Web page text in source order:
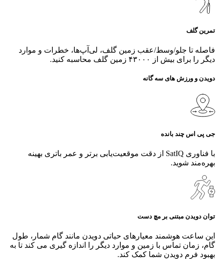
تمرین گلف
فاصله تا جلو/وسط/عقب زمین گلف، لی‌آپ‌ها، خطرات و موارد
دیگر را برای بیش از ۴۳۰۰۰ زمین گلف محاسبه کنید.
دویدن و ورزش های سه گانه
جی پی اس چند بانده
با فناوری SatIQ از دقت موقعیت‌یابی برتر و عمر باتری بهینه
بهره‌مند شوید.
توان دویدن مبتنی بر مچ دست
این ساعت هوشمند معیارهای حیاتی دویدن مانند گام شمار، طول
گام، زمان تماس با زمین و موارد دیگر را اندازه‌ گیری می‌ کند تا به
بهبود فرم دویدن شما کمک کند.